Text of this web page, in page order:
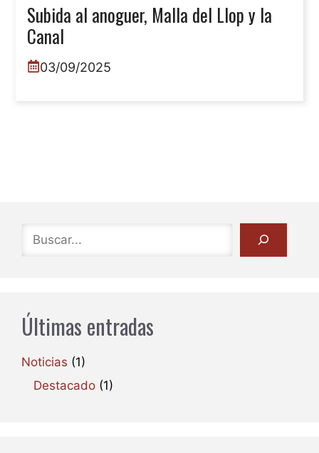
Subida al anoguer, Malla del Llop y la
Canal
03/09/2025
Últimas entradas
Noticias (1)
Destacado (1)